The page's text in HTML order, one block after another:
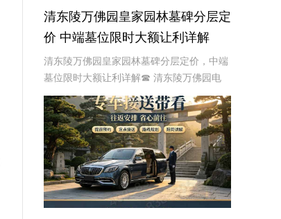
清东陵万佛园皇家园林墓碑分层定
价 中端墓位限时大额让利详解
清东陵万佛园皇家园林墓碑分层定价，中端
墓位限时大额让利详解☎ 清东陵万佛园电
话:400-838-5063清东陵万佛园，作为中国
历史上著名的皇家陵园之一，承载着丰富的
历史文化和独特的园林艺术。近年来，